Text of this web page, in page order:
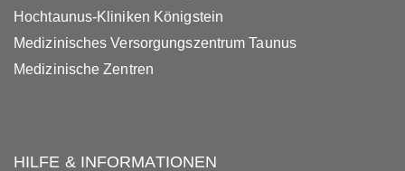
Hochtaunus-Kliniken Königstein
Medizinisches Versorgungszentrum Taunus
Medizinische Zentren
HILFE & INFORMATIONEN